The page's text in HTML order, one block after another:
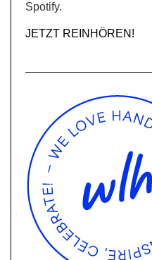
Spotify.
JETZT REINHÖREN!